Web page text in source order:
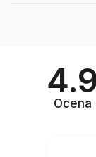
4.9
Ocena